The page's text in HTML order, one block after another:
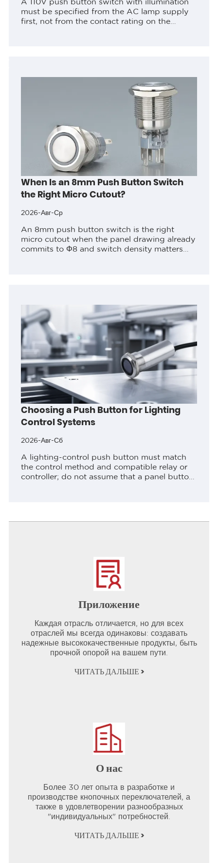
must be specified from the AC lamp supply
first, not from the contact rating on the
When Is an 8mm Push Button Switch
the Right Micro Cutout?
2026-Авг-Ср
An 8mm push button switch is the right
micro cutout when the panel drawing already
commits to Φ8 and switch density matters
Choosing a Push Button for Lighting
Control Systems
2026-Авг-Сб
A lighting-control push button must match
the control method and compatible relay or
controller; do not assume that a panel button
Приложение
Каждая отрасль отличается, но для всех
отраслей мы всегда одинаковы: создавать
надежные высококачественные продукты, быть
прочной опорой на вашем пути.
ЧИТАТЬ ДАЛЬШЕ >
О нас
Более 30 лет опыта в разработке и
производстве кнопочных переключателей, а
также в удовлетворении разнообразных
"индивидуальных" потребностей.
ЧИТАТЬ ДАЛЬШЕ >